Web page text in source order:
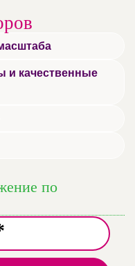
и качественные
по